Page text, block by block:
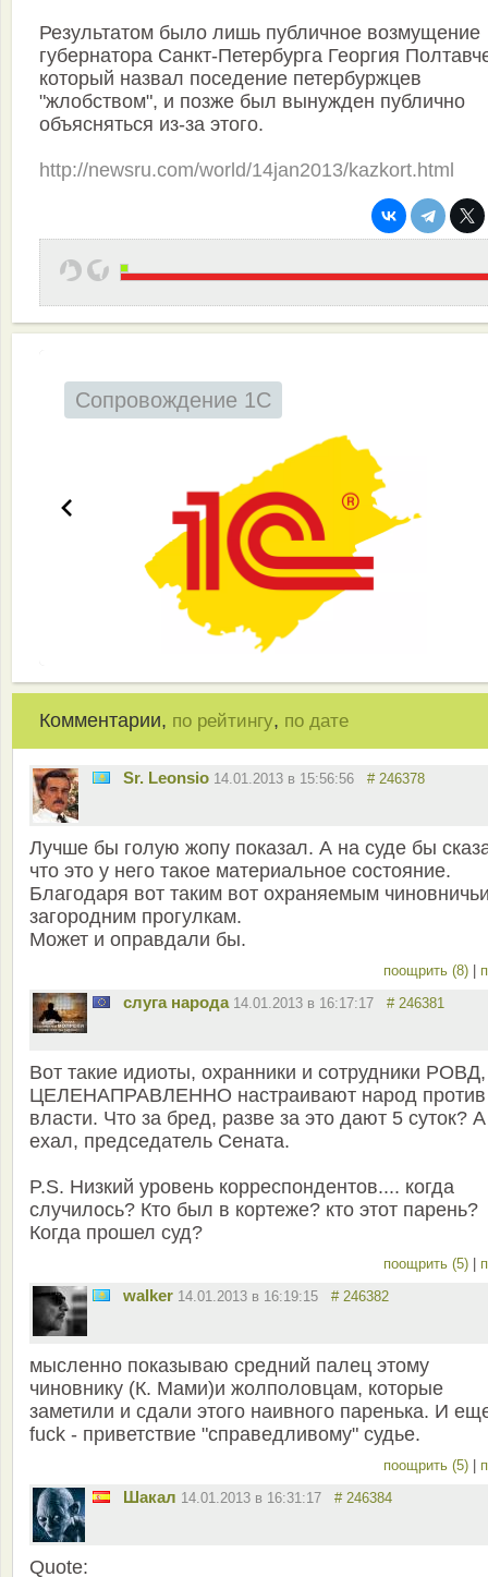
Результатом было лишь публичное возмущение
губернатора Санкт-Петербурга Георгия
который назвал поседение петербуржцев
"жлобством", и позже был вынужден публично
объясняться из-за этого.
http://newsru.com/world/14jan2013/kazkort.html
Сопровождение 1С
Комментарии, по рейтингу, по дате
Sr. Leonsio 14.01.2013 в 15:56:56 # 246378
Лучше бы голую жопу показал. А на суде бы
что это у него такое материальное состояние.
Благодаря вот таким вот охраняемым
загородним прогулкам.
Может и оправдали бы.
поощрить (8)
слуга народа 14.01.2013 в 16:17:17 # 246381
Вот такие идиоты, охранники и сотрудники РОВД,
ЦЕЛЕНАПРАВЛЕННО настраивают народ против
власти. Что за бред, разве за это дают 5 суток? А
ехал, председатель Сената.
P.S. Низкий уровень корреспондентов.... когда
случилось? Кто был в кортеже? кто этот парень?
Когда прошел суд?
поощрить (5)
walker 14.01.2013 в 16:19:15 # 246382
мысленно показываю средний палец этому
чиновнику (К. Мами)и жолполовцам, которые
заметили и сдали этого наивного паренька. И
fuck - приветствие "справедливому" судье.
поощрить (5)
Шакал 14.01.2013 в 16:31:17 # 246384
Quote: